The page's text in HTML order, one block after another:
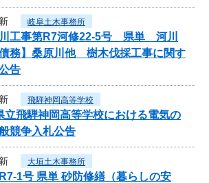
岐阜土木事務所
川工事第R7河修22-5号 県単 河川
務】桑原川他 樹木伐採工事に関す
告
飛騨神岡高等学校
立飛騨神岡高等学校における電気の
競争入札公告
大垣土木事務所
1号 県単 砂防修繕（暮らしの安